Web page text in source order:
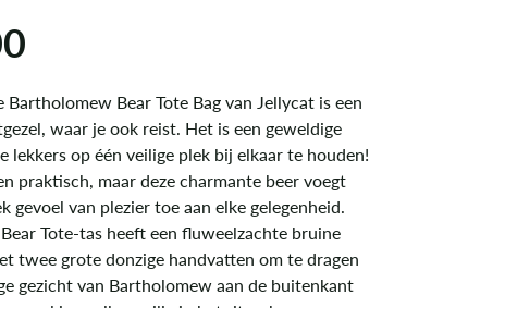
Bartholomew Bear Tote Bag van Jellycat is een
waar je ook reist. Het is een geweldige
lekkers op één veilige plek bij elkaar te houden!
praktisch, maar deze charmante beer voegt
gevoel van plezier toe aan elke gelegenheid.
Tote-tas heeft een fluweelzachte bruine
twee grote donzige handvatten om te dragen
gezicht van Bartholomew aan de buitenkant
al je spullen veilig in het ritsvak.